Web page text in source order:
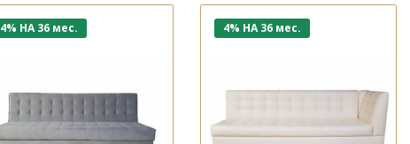
4% НА 36 мес. 4% НА 36 мес.